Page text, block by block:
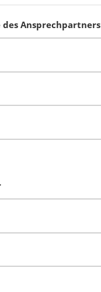
des Ansprechpartners